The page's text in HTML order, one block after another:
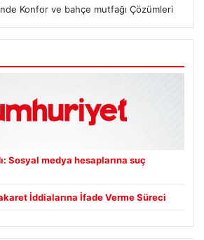
Konfor ve bahçe mutfağı Çözümleri
Sosyal medya hesaplarına suç
İddialarına İfade Verme Süreci